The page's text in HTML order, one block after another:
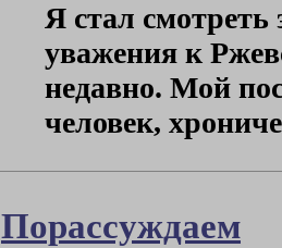
Я стал смотреть
уважения к
недавно. Мой
человек,
Порассуждаем